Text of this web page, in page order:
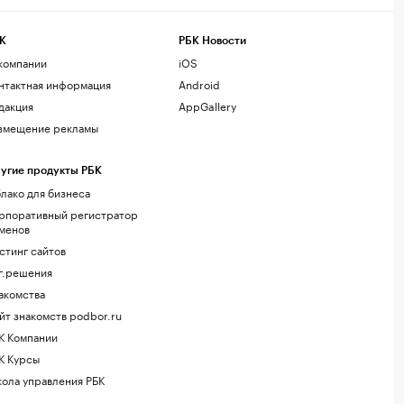
информация
рекламы
продукты РБК
для бизнеса
регистратор
сайтов
знакомств podbor.ru
Компании
Курсы
управления РБК
РБК Новости
iOS
Android
AppGallery